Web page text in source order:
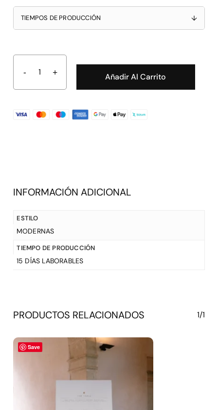
TIEMPOS DE PRODUCCIÓN ↓
Añadir Al Carrito
INFORMACIÓN ADICIONAL
ESTILO
MODERNAS
TIEMPO DE PRODUCCIÓN
15 DÍAS LABORABLES
PRODUCTOS RELACIONADOS 1/1
Save